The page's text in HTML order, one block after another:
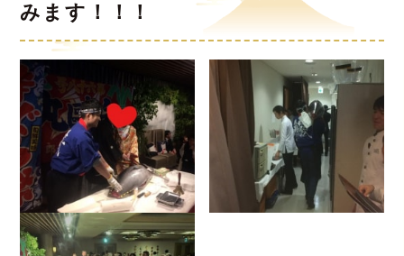
みます！！！